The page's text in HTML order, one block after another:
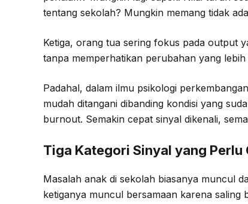
tentang sekolah? Mungkin memang tidak
Ketiga, orang tua sering fokus pada
tanpa memperhatikan perubahan yang
Padahal, dalam ilmu psikologi
mudah ditangani dibanding kondisi yang
burnout. Semakin cepat sinyal dikenali,
Tiga Kategori Sinyal yang Perlu
Masalah anak di sekolah biasanya muncul
ketiganya muncul bersamaan karena saling